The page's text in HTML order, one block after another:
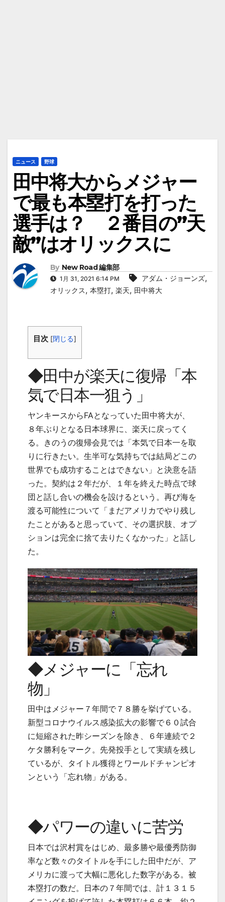
ニュース 野球
田中将大からメジャー
で最も本塁打を打った
選手は？ ２番目の”天
敵”はオリックスに
By New Road 編集部
1月 31, 2021 6:14 PM アダム・ジョーンズ,
オリックス, 本塁打, 楽天, 田中将大
目次 [閉じる]
◆田中が楽天に復帰「本
気で日本一狙う」
ヤンキースからFAとなっていた田中将大が、
８年ぶりとなる日本球界に、楽天に戻ってく
る。きのうの復帰会見では「本気で日本一を取
りに行きたい。生半可な気持ちでは結局どこの
世界でも成功することはできない」と決意を語
った。契約は２年だが、１年を終えた時点で球
団と話し合いの機会を設けるという。再び海を
渡る可能性について「まだアメリカでやり残し
たことがあると思っていて、その選択肢、オプ
ションは完全に捨て去りたくなかった」と話し
た。
◆メジャーに「忘れ
物」
田中はメジャー７年間で７８勝を挙げている。
新型コロナウイルス感染拡大の影響で６０試合
に短縮された昨シーズンを除き、６年連続で２
ケタ勝利をマーク。先発投手として実績を残し
ているが、タイトル獲得とワールドチャンピオ
ンという「忘れ物」がある。
◆パワーの違いに苦労
日本では沢村賞をはじめ、最多勝や最優秀防御
率など数々のタイトルを手にした田中だが、ア
メリカに渡って大幅に悪化した数字がある。被
本塁打の数だ。日本の７年間では、計１３１５